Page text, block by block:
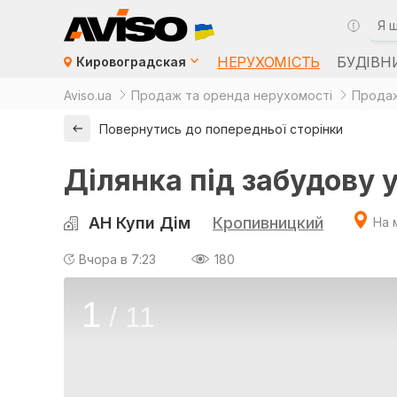
Кировоградская НЕРУХОМІСТЬ
Aviso.ua Продаж та оренда нерухомості
Повернутись до попередньої сторінки
Ділянка під забудову
АН Купи Дім Кропивницкий На
Вчора в 7:23 180
1 / 11